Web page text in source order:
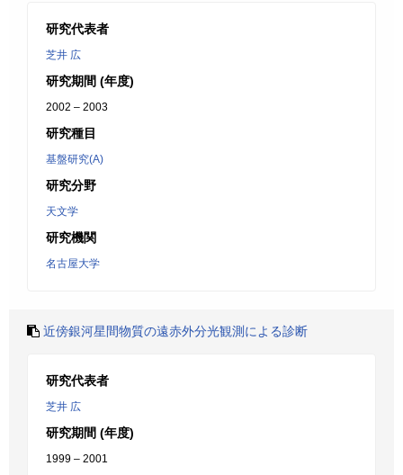
研究代表者
芝井 広
研究期間 (年度)
2002 – 2003
研究種目
基盤研究(A)
研究分野
天文学
研究機関
名古屋大学
近傍銀河星間物質の遠赤外分光観測による診断
研究代表者
芝井 広
研究期間 (年度)
1999 – 2001